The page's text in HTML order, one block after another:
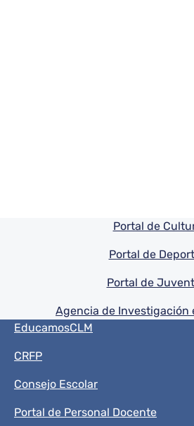
Pie de paginaPortal de
Portal de
Portal de
Agencia de Investigación
Menú del pie
EducamosCLM
CRFP
Consejo Escolar
Portal de Personal Docente